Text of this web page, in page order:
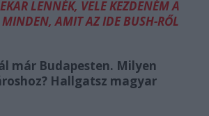
LENNÉK, VELE KEZDENÉM A
MINDEN, AMIT AZ IDE BUSH-RŐL
már Budapesten. Milyen
Hallgatsz magyar